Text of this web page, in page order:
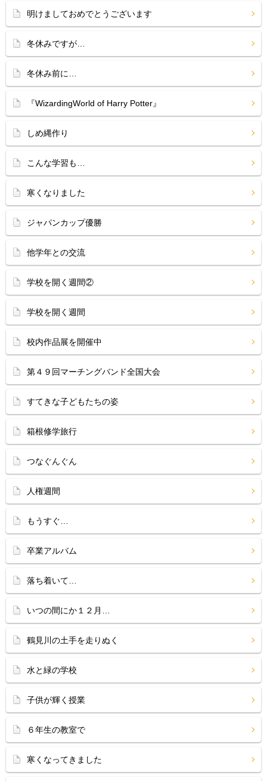
明けましておめでとうございます
冬休みですが…
冬休み前に…
『WizardingWorld of Harry Potter』
しめ縄作り
こんな学習も…
寒くなりました
ジャパンカップ優勝
他学年との交流
学校を開く週間②
学校を開く週間
校内作品展を開催中
第４９回マーチングバンド全国大会
すてきな子どもたちの姿
箱根修学旅行
つなぐんぐん
人権週間
もうすぐ…
卒業アルバム
落ち着いて…
いつの間にか１２月…
鶴見川の土手を走りぬく
水と緑の学校
子供が輝く授業
６年生の教室で
寒くなってきました